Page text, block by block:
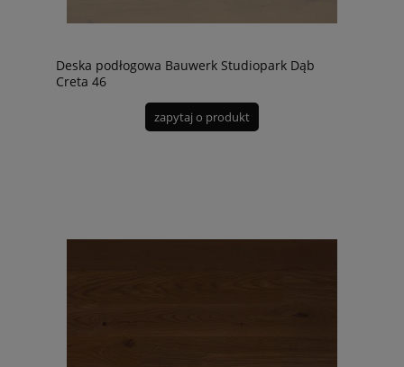
Deska podłogowa Bauwerk Studiopark Dąb
Creta 46
zapytaj o produkt